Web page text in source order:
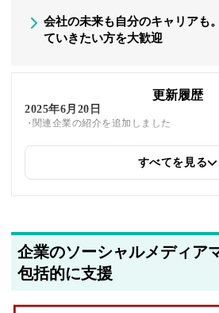
会社の未来も自分のキャリアも
ていきたい方を大歓迎
更新履歴
2025年6月20日
関連企業の紹介を追加しました
筆者情報を更新しました
すべてを見る
企業のソーシャルメディア
包括的に支援